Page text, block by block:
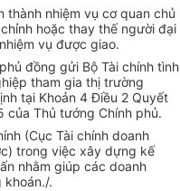
thành nhiệm vụ cơ quan chủ
hoặc thay thế người đại
vụ được giao.
đồng gửi Bộ Tài chính tình
tham gia thị trường
tại Khoản 4 Điều 2 Quyết
của Thủ tướng Chính phủ.
(Cục Tài chính doanh
trong việc xây dựng kế
nhằm giúp các doanh
khoán./.